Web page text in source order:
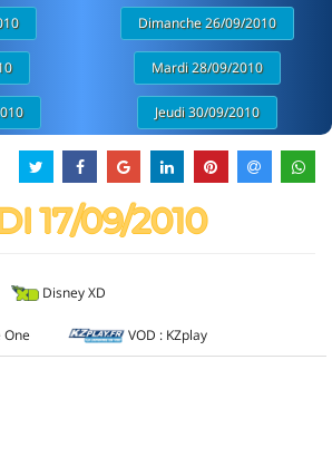
Dimanche 26/09/2010
Mardi 28/09/2010
Jeudi 30/09/2010
17/09/2010
Disney XD
One VOD : KZplay